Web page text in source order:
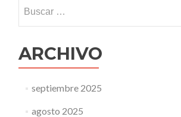
ARCHIVO
septiembre 2025
agosto 2025